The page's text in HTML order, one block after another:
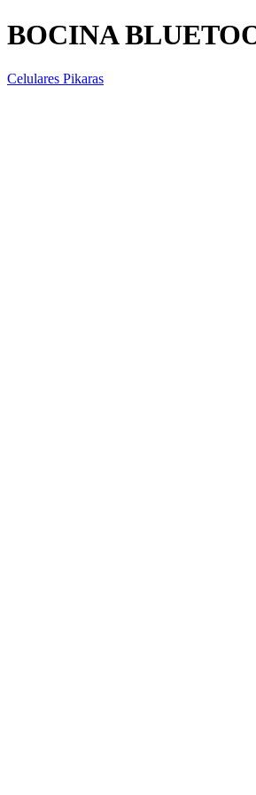
BOCINA
Celulares Pikaras